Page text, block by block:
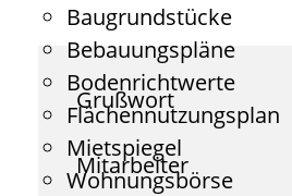
Baugrundstücke
Bebauungspläne
Bodenrichtwerte
Flächennutzungsplan
Mietspiegel
Wohnungsbörse
Grußwort
Mitarbeiter